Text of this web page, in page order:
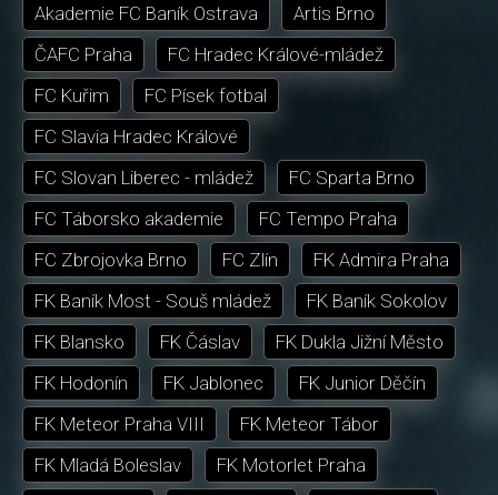
Akademie FC Baník Ostrava
Artis Brno
ČAFC Praha
FC Hradec Králové-mládež
FC Kuřim
FC Písek fotbal
FC Slavia Hradec Králové
FC Slovan Liberec - mládež
FC Sparta Brno
FC Táborsko akademie
FC Tempo Praha
FC Zbrojovka Brno
FC Zlín
FK Admira Praha
FK Baník Most - Souš mládež
FK Baník Sokolov
FK Blansko
FK Čáslav
FK Dukla Jižní Město
FK Hodonín
FK Jablonec
FK Junior Děčín
FK Meteor Praha VIII
FK Meteor Tábor
FK Mladá Boleslav
FK Motorlet Praha